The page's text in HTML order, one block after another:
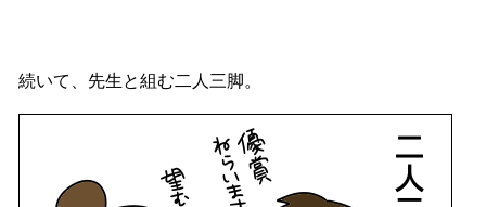
続いて、先生と組む二人三脚。